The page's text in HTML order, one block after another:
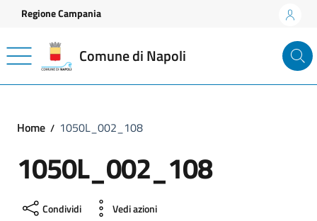
Vai ai contenuti
Vai al footer
Regione Campania
Comune di Napoli
Home 1050L_002_108
1050L_002_108
Condividi Vedi azioni